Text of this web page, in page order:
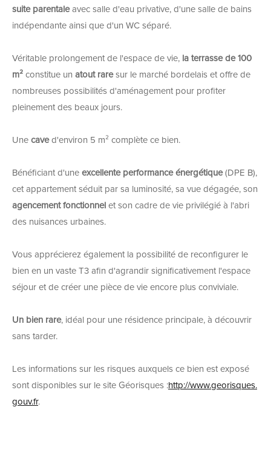
suite parentaleavec salle d'eau privative, d'une salle de bains
indépendante ainsi que d'un WC séparé.
Véritable prolongement de l'espace de vie, la terrasse de 100
m²constitue un atout raresur le marché bordelais et offre de
nombreuses possibilités d'aménagement pour profiter
pleinement des beaux jours.
Unecaved'environ 5 m² complète ce bien.
Bénéficiant d'uneexcellente performance énergétique(DPE B),
cet appartement séduit par sa luminosité, sa vue dégagée, son
agencement fonctionnelet son cadre de vie privilégié à l'abri
des nuisances urbaines.
Vous apprécierez également la possibilité de reconfigurer le
bien en un vaste T3 afin d'agrandir significativement l'espace
séjour et de créer une pièce de vie encore plus conviviale.
Un bien rare, idéal pour une résidence principale, à découvrir
sans tarder.
Les informations sur les risques auxquels ce bien est exposé
sont disponibles sur le site Géorisques :http://www.georisques.
gouv.fr.